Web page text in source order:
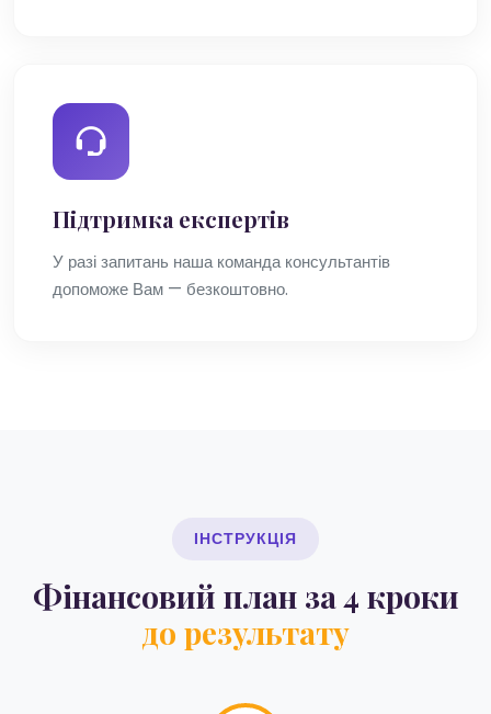
Підтримка експертів
У разі запитань наша команда консультантів
допоможе Вам — безкоштовно.
ІНСТРУКЦІЯ
Фінансовий план за 4 кроки
до результату